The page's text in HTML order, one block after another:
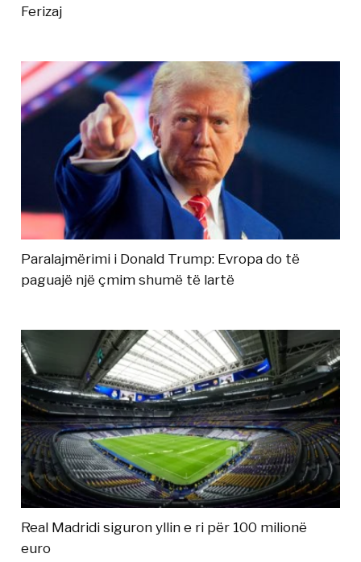
Ferizaj
Paralajmërimi i Donald Trump: Evropa do të
paguajë një çmim shumë të lartë
Real Madridi siguron yllin e ri për 100 milionë
euro